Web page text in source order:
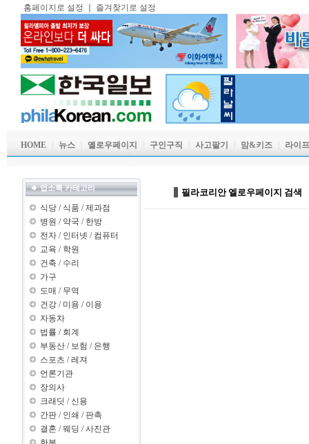
홈페이지로 설정 즐겨찾기로 설정
HOME 뉴스 옐로우페이지 구인구직 사고팔기 맘&키즈 라이
업소록 카테고리
식당 / 식품 /제과점
병원 / 약국 / 한방
전자 / 인터넷 / 컴퓨터
교육 / 학원
건축 / 수리
가구
도매 / 무역
건강 / 미용 / 이용
자동차
법률 / 회계
부동산 / 보험 / 은행
스포츠 /레져
언론기관
장의사
크래딧 / 신용
간판 / 인쇄 / 판촉
결혼 /웨딩 /사진관
필라코리안 엘로우페이지 검색